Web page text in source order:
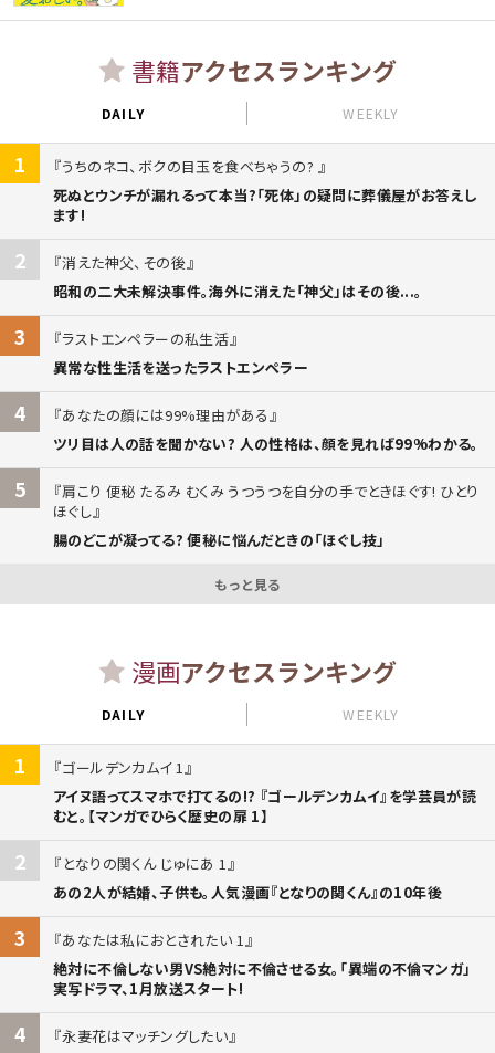
書籍アクセスランキング
DAILY WEEKLY
1
うちのネコ、ボクの目玉を食べちゃうの?
死ぬとウンチが漏れるって本当?「死体」の疑問に葬儀屋がお答えし
ます!
2
消えた神父、その後
昭和の二大未解決事件。海外に消えた「神父」はその後...。
3
ラストエンペラーの私生活
異常な性生活を送ったラストエンペラー
4
あなたの顔には99%理由がある
ツリ目は人の話を聞かない? 人の性格は、顔を見れば99%わかる。
5
肩こり 便秘 たるみ むくみ うつうつを自分の手でときほぐす! ひとり
ほぐし
腸のどこが凝ってる? 便秘に悩んだときの「ほぐし技」
もっと見る
漫画アクセスランキング
DAILY WEEKLY
1
ゴールデンカムイ 1
アイヌ語ってスマホで打てるの!? 『ゴールデンカムイ』を学芸員が読
むと。【マンガでひらく歴史の扉 1】
2
となりの関くん じゅにあ 1
あの2人が結婚、子供も。人気漫画『となりの関くん』の10年後
3
あなたは私におとされたい 1
絶対に不倫しない男VS絶対に不倫させる女。「異端の不倫マンガ」
実写ドラマ、1月放送スタート!
4
永妻花はマッチングしたい